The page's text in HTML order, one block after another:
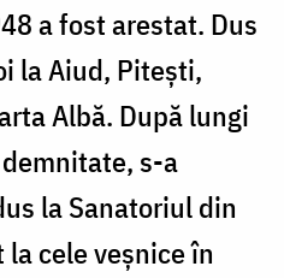
a fost arestat. Dus
la Aiud, Pitești,
Albă. După lungi
s-a
la Sanatoriul din
cele veșnice în